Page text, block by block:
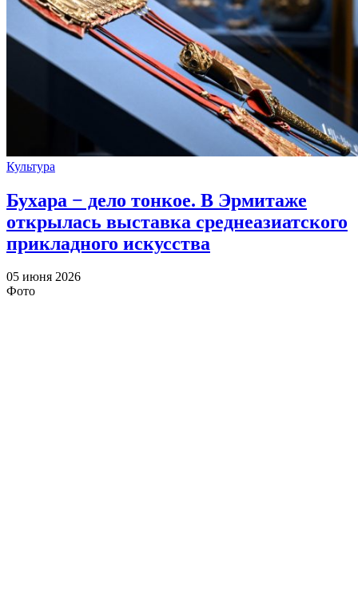
Культура
Бухара − дело тонкое. В Эрмитаже
открылась выставка среднеазиатского
прикладного искусства
05 июня 2026
Фото